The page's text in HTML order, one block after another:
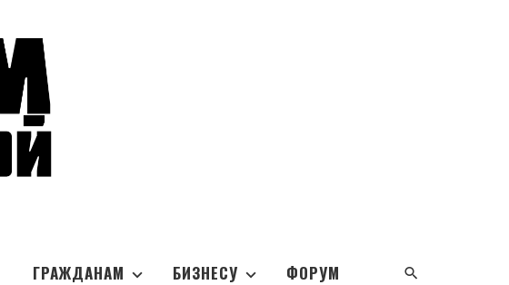
ГРАЖДАНАМ БИЗНЕСУ ФОРУМ